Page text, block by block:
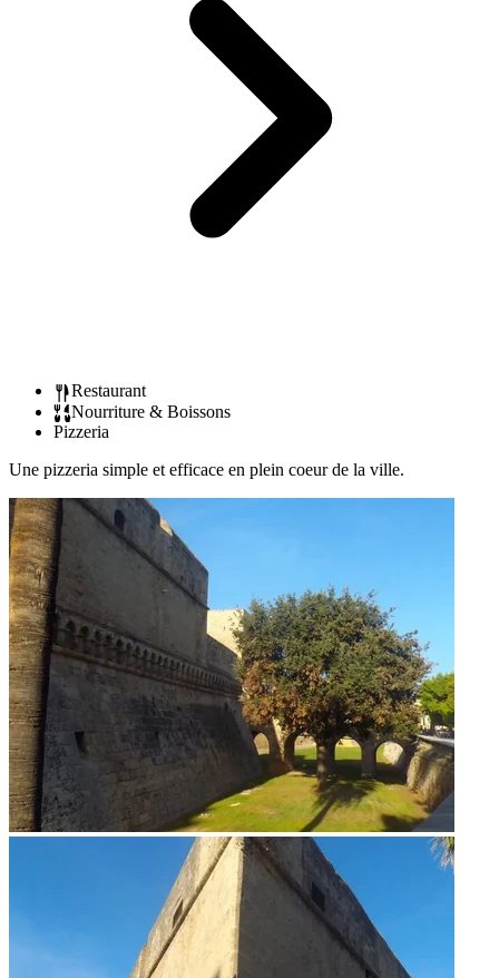
Restaurant
Nourriture & Boissons
Pizzeria
Une pizzeria simple et efficace en plein coeur de la ville.